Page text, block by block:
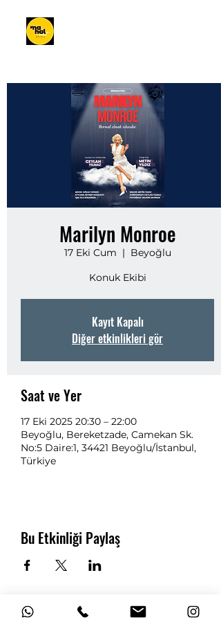
Marilyn Monroe
17 Eki Cum
  |
Beyoğlu
Konuk Ekibi
Kayıt Kapalı
Diğer etkinlikleri gör
Saat ve Yer
17 Eki 2025 20:30 – 22:00
Beyoğlu, Bereketzade, Camekan Sk.
No:5 Daire:1, 34421 Beyoğlu/İstanbul,
Türkiye
Bu Etkinliği Paylaş